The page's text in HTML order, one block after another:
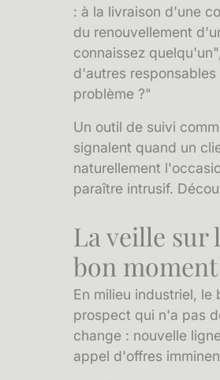
Notre plateforme vous permet
: à la livraison d'une
du renouvellement
connaissez
d'autres
problème ?"
Un outil de suivi
signalent quand un
naturellement
paraître intrusif.
La veille sur
bon moment
En milieu industriel,
prospect qui n'a pas
change : nouvelle
appel d'offres